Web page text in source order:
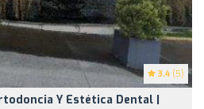
3.4 (5)
Y Estética Dental |